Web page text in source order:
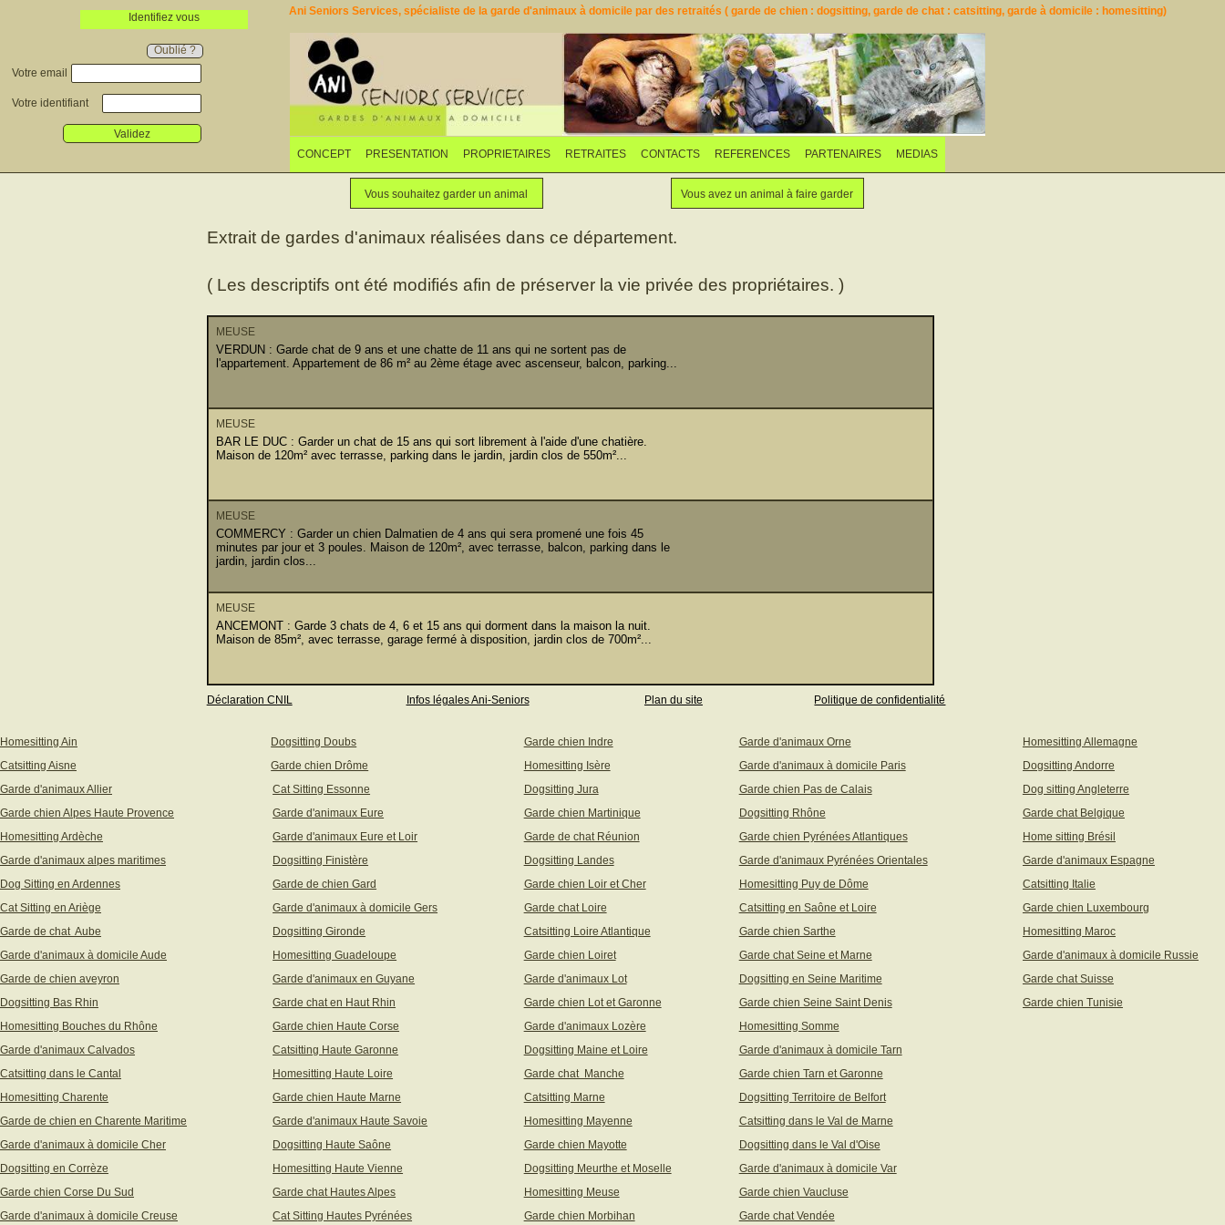
Identifiez vous
Oublié ?
Votre email
Votre identifiant
Validez
Ani Seniors Services, spécialiste de la garde d'animaux à domicile par des retraités ( garde de chien : dogsitting, garde de chat : catsitting, garde à domicile : homesitting)
CONCEPT PRESENTATION PROPRIETAIRES
Faites garder votre animal
RETRAITES
Vous souhaitez garder un animal
CONTACTS REFERENCES PARTENAIRES MEDIAS
Vous souhaitez garder un animal Vous avez un animal à faire garder
Extrait de gardes d'animaux réalisées dans ce département.
( Les descriptifs ont été modifiés afin de préserver la vie privée des propriétaires. )
MEUSE
VERDUN : Garde chat de 9 ans et une chatte de 11 ans qui ne sortent pas de
l'appartement. Appartement de 86 m² au 2ème étage avec ascenseur, balcon, parking...
MEUSE
BAR LE DUC : Garder un chat de 15 ans qui sort librement à l'aide d'une chatière.
Maison de 120m² avec terrasse, parking dans le jardin, jardin clos de 550m²...
MEUSE
COMMERCY : Garder un chien Dalmatien de 4 ans qui sera promené une fois 45
minutes par jour et 3 poules. Maison de 120m², avec terrasse, balcon, parking dans le
jardin, jardin clos...
MEUSE
ANCEMONT : Garde 3 chats de 4, 6 et 15 ans qui dorment dans la maison la nuit.
Maison de 85m², avec terrasse, garage fermé à disposition, jardin clos de 700m²...
Déclaration CNIL Infos légales Ani-Seniors Plan du site Politique de confidentialité
Homesitting Ain Dogsitting Doubs Garde chien Indre Garde d'animaux Orne
Homesitting Allemagne
Catsitting Aisne
Garde chien Drôme Homesitting Isère Garde d'animaux à domicile Paris
Dogsitting Andorre
Garde d'animaux Allier
Cat Sitting Essonne Dogsitting Jura Garde chien Pas de Calais
Dog sitting Angleterre
Garde chien Alpes Haute Provence
Garde d'animaux Eure Garde chien Martinique Dogsitting Rhône
Garde chat Belgique
Homesitting Ardèche
Garde d'animaux Eure et Loir Garde de chat Réunion Garde chien Pyrénées Atlantiques
Home sitting Brésil
Garde d'animaux alpes maritimes
Dogsitting Finistère Dogsitting Landes Garde d'animaux Pyrénées Orientales
Garde d'animaux Espagne
Dog Sitting en Ardennes
Garde de chien Gard Garde chien Loir et Cher Homesitting Puy de Dôme
Catsitting Italie
Cat Sitting en Ariège
Garde d'animaux à domicile Gers Garde chat Loire Catsitting en Saône et Loire
Garde chien Luxembourg
Garde de chat Aube
Dogsitting Gironde Catsitting Loire Atlantique Garde chien Sarthe
Homesitting Maroc
Garde d'animaux à domicile Aude
Homesitting Guadeloupe Garde chien Loiret Garde chat Seine et Marne
Garde d'animaux à domicile Russie
Garde de chien aveyron
Garde d'animaux en Guyane Garde d'animaux Lot Dogsitting en Seine Maritime
Garde chat Suisse
Dogsitting Bas Rhin
Garde chat en Haut Rhin Garde chien Lot et Garonne Garde chien Seine Saint Denis
Garde chien Tunisie
Homesitting Bouches du Rhône
Garde chien Haute Corse Garde d'animaux Lozère
Homesitting Somme
Garde d'animaux Calvados
Catsitting Haute Garonne Dogsitting Maine et Loire
Garde d'animaux à domicile Tarn
Catsitting dans le Cantal
Homesitting Haute Loire Garde chat Manche
Garde chien Tarn et Garonne
Homesitting Charente
Garde chien Haute Marne Catsitting Marne
Dogsitting Territoire de Belfort
Garde de chien en Charente Maritime
Garde d'animaux Haute Savoie Homesitting Mayenne
Catsitting dans le Val de Marne
Garde d'animaux à domicile Cher
Dogsitting Haute Saône Garde chien Mayotte
Dogsitting dans le Val d'Oise
Dogsitting en Corrèze
Homesitting Haute Vienne Dogsitting Meurthe et Moselle
Garde d'animaux à domicile Var
Garde chien Corse Du Sud
Garde chat Hautes Alpes Homesitting Meuse
Garde chien Vaucluse
Garde d'animaux à domicile Creuse
Cat Sitting Hautes Pyrénées Garde chien Morbihan Garde chat Vendée